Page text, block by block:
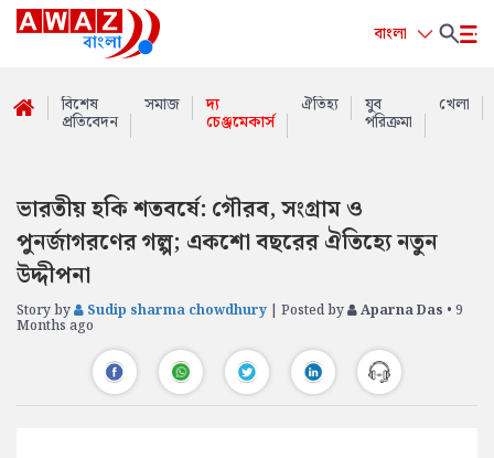
বাংলা
বিশেষ
প্রতিবেদন
সমাজ দ্য
চেঞ্জমেকার্স
ঐতিহ্য যুব
পরিক্রমা
খেলা
ভারতীয় হকি শতবর্ষে: গৌরব, সংগ্রাম ও
পুনর্জাগরণের গল্প; একশো বছরের ঐতিহ্যে নতুন
উদ্দীপনা
Story by Sudip sharma chowdhury | Posted by Aparna Das • 9
Months ago